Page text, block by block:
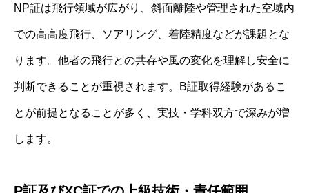
NP証は飛行領域が広がり、斜面離陸や管理された空域内
での高高度飛行、ソアリング、着陸精度などが課題とな
ります。他者の飛行との共存や風の変化を理解し安全に
判断できることが重視されます。B証取得経験があるこ
とが前提となることが多く、実技・学科双方で深みが増
します。